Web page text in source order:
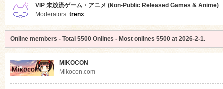
VIP 未放流ゲーム・アニメ (Non-Public Released Games & Anime)
Moderators: trenx
Online members - Total 5500Onlines - Most onlines 5500at 2026-2-1.
MIKOCON
Mikocon.com